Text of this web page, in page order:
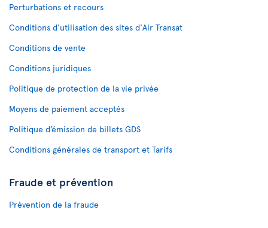
Perturbations et recours
Conditions d’utilisation des sites d'Air Transat
Conditions de vente
Conditions juridiques
Politique de protection de la vie privée
Moyens de paiement acceptés
Politique d’émission de billets GDS
Conditions générales de transport et Tarifs
Fraude et prévention
Prévention de la fraude